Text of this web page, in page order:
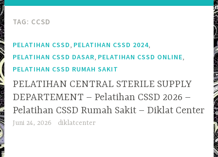
TAG: CCSD
PELATIHAN CSSD PELATIHAN CSSD 2024
PELATIHAN CSSD DASAR PELATIHAN CSSD ONLINE
PELATIHAN CSSD RUMAH SAKIT
PELATIHAN CENTRAL STERILE SUPPLY
DEPARTEMENT – Pelatihan CSSD 2026 –
Pelatihan CSSD Rumah Sakit – Diklat Center
Juni 24, 2026 diklatcenter